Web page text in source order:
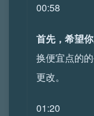
00:58
首先，希望
换便宜点的
更改。
01:20